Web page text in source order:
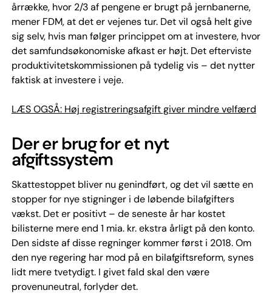
årrække, hvor 2/3 af pengene er brugt på jernbanerne,
mener FDM, at det er vejenes tur. Det vil også helt give
sig selv, hvis man følger princippet om at investere, hvor
det samfundsøkonomiske afkast er højt. Det efterviste
produktivitetskommissionen på tydelig vis – det nytter
faktisk at investere i veje.
LÆS OGSÅ: Høj registreringsafgift giver mindre velfærd
Der er brug for et nyt
afgiftssystem
Skattestoppet bliver nu genindført, og det vil sætte en
stopper for nye stigninger i de løbende bilafgifters
vækst. Det er positivt – de seneste år har kostet
bilisterne mere end 1 mia. kr. ekstra årligt på den konto.
Den sidste af disse regninger kommer først i 2018. Om
den nye regering har mod på en bilafgiftsreform, synes
lidt mere tvetydigt. I givet fald skal den være
provenuneutral, forlyder det.